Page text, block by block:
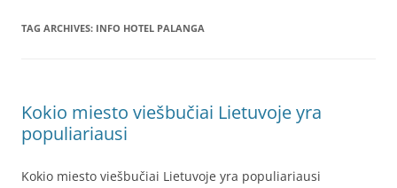
TAG ARCHIVES: INFO HOTEL PALANGA
Kokio miesto viešbučiai Lietuvoje yra
populiariausi
Kokio miesto viešbučiai Lietuvoje yra populiariausi